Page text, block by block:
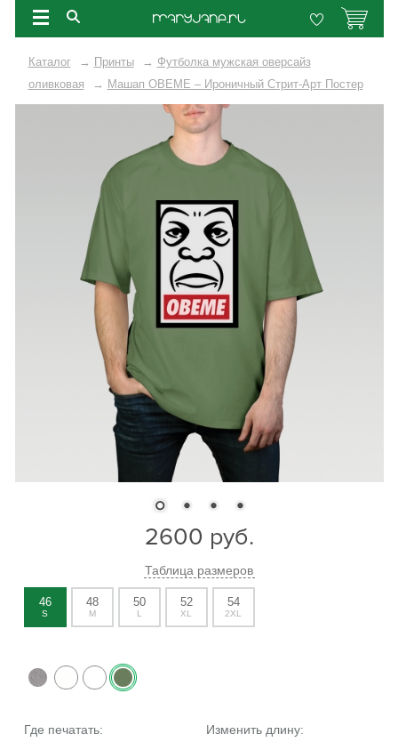
Каталог → Принты → Футболка мужская оверсайз
оливковая
→ Машап OBEME – Ироничный Стрит-Арт Постер
2600 руб.
Таблица размеров
46
S
48
M
50
L
52
XL
54
2XL
Где печатать: Изменить длину: